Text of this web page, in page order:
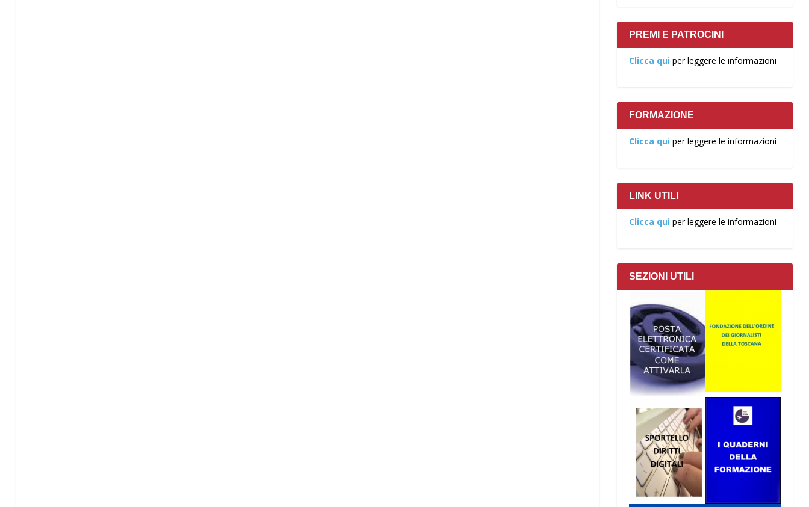
PREMI E PATROCINI
Clicca qui per leggere le informazioni
FORMAZIONE
Clicca qui per leggere le informazioni
LINK UTILI
Clicca qui per leggere le informazioni
SEZIONI UTILI